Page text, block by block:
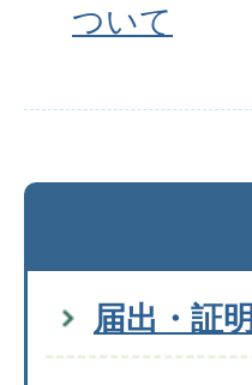
ついて
届出・証明